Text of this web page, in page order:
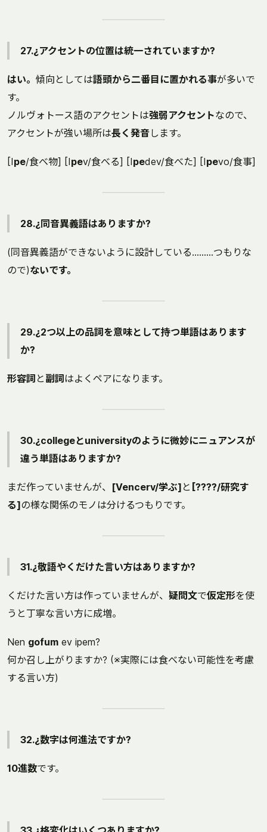
27.¿アクセントの位置は統一されていますか?
はい。 傾向としては語頭から二番目に置かれる事が多いで
す。
ノルヴォトース語のアクセントは強弱アクセントなので、
アクセントが強い場所は長く発音します。
[Ipe/食べ物] [Ipev/食べる] [Ipedev/食べた] [Ipevo/食事]
28.¿同音異義語はありますか?
(同音異義語ができないように設計している………つもりな
ので)ないです。
29.¿2つ以上の品詞を意味として持つ単語はあります
か?
形容詞 と 副詞 はよくペアになります。
30.¿collegeとuniversityのように微妙にニュアンスが
違う単語はありますか?
まだ作っていませんが、 [Vencerv/学ぶ] と [????/研究す
る]の様な関係のモノは分けるつもりです。
31.¿敬語やくだけた言い方はありますか?
くだけた言い方は作っていませんが、 疑問文で仮定形を使
うと丁寧な言い方に成増。
Nen gofum ev ipem?
何か召し上がりますか? (※実際には食べない可能性を考慮
する言い方)
32.¿数字は何進法ですか?
10進数です。